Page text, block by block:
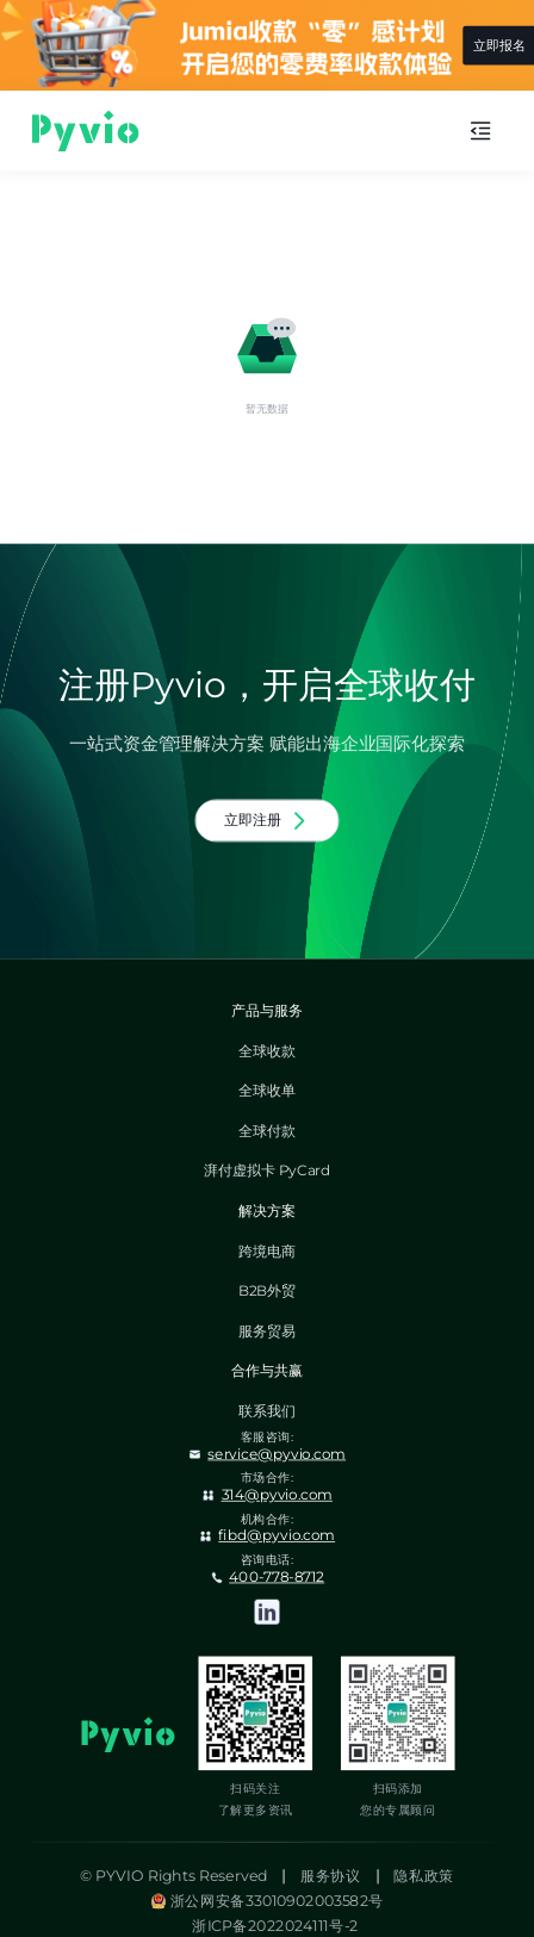
立即报名
暂无数据
注册Pyvio，开启全球收付
一站式资金管理解决方案 赋能出海企业国际化探索
立即注册
产品与服务
全球收款
全球收单
全球付款
湃付虚拟卡 PyCard
解决方案
跨境电商
B2B外贸
服务贸易
合作与共赢
联系我们
客服咨询:
service@pyvio.com
市场合作:
314@pyvio.com
机构合作:
fibd@pyvio.com
咨询电话:
400-778-8712
扫码关注
了解更多资讯
扫码添加
您的专属顾问
© PYVIO Rights Reserved 服务协议
隐私政策
浙公网安备33010902003582号
浙ICP备2022024111号-2